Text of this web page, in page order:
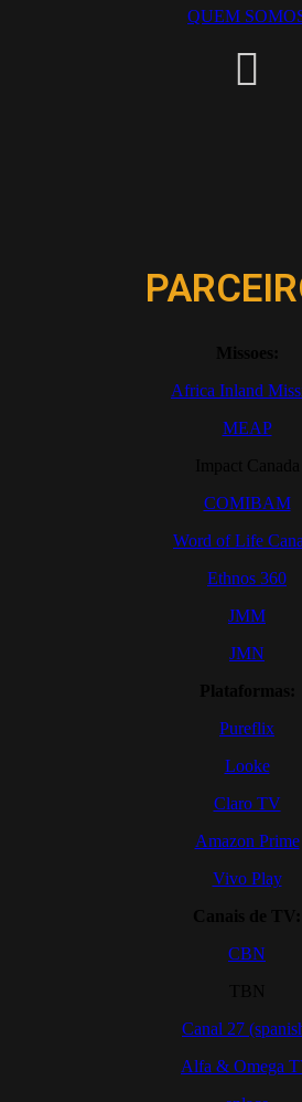
QUEM
Africa Inland
MEAP
COMIBAM
Word of Life
Ethnos 360
JMM
JMN
Pureflix
Looke
Claro TV
Amazon Prime
Vivo Play
CBN
Canal 27
Alfa & Omega